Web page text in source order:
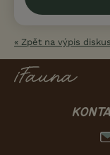
« Zpět na výpis